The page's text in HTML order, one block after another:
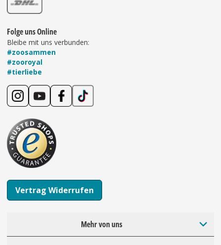
Folge uns Online
Bleibe mit uns verbunden:
#zoosammen
#zooroyal
#tierliebe
Vertrag Widerrufen
Mehr von uns